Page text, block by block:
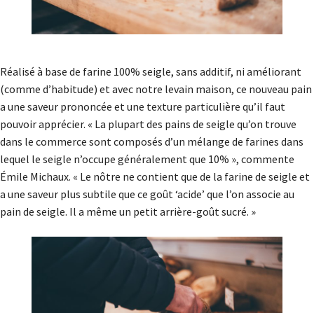
Réalisé à base de farine 100% seigle, sans additif, ni améliorant
(comme d’habitude) et avec notre levain maison, ce nouveau pain
a une saveur prononcée et une texture particulière qu’il faut
pouvoir apprécier. « La plupart des pains de seigle qu’on trouve
dans le commerce sont composés d’un mélange de farines dans
lequel le seigle n’occupe généralement que 10% », commente
Émile Michaux. « Le nôtre ne contient que de la farine de seigle et
a une saveur plus subtile que ce goût ‘acide’ que l’on associe au
pain de seigle. Il a même un petit arrière-goût sucré. »